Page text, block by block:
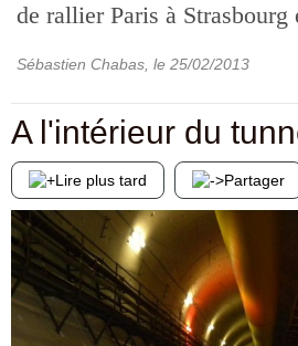
de rallier Paris à Strasbourg
Sébastien Chabas , le 25/02/2013
A l'intérieur du
Lire plus tard Partager